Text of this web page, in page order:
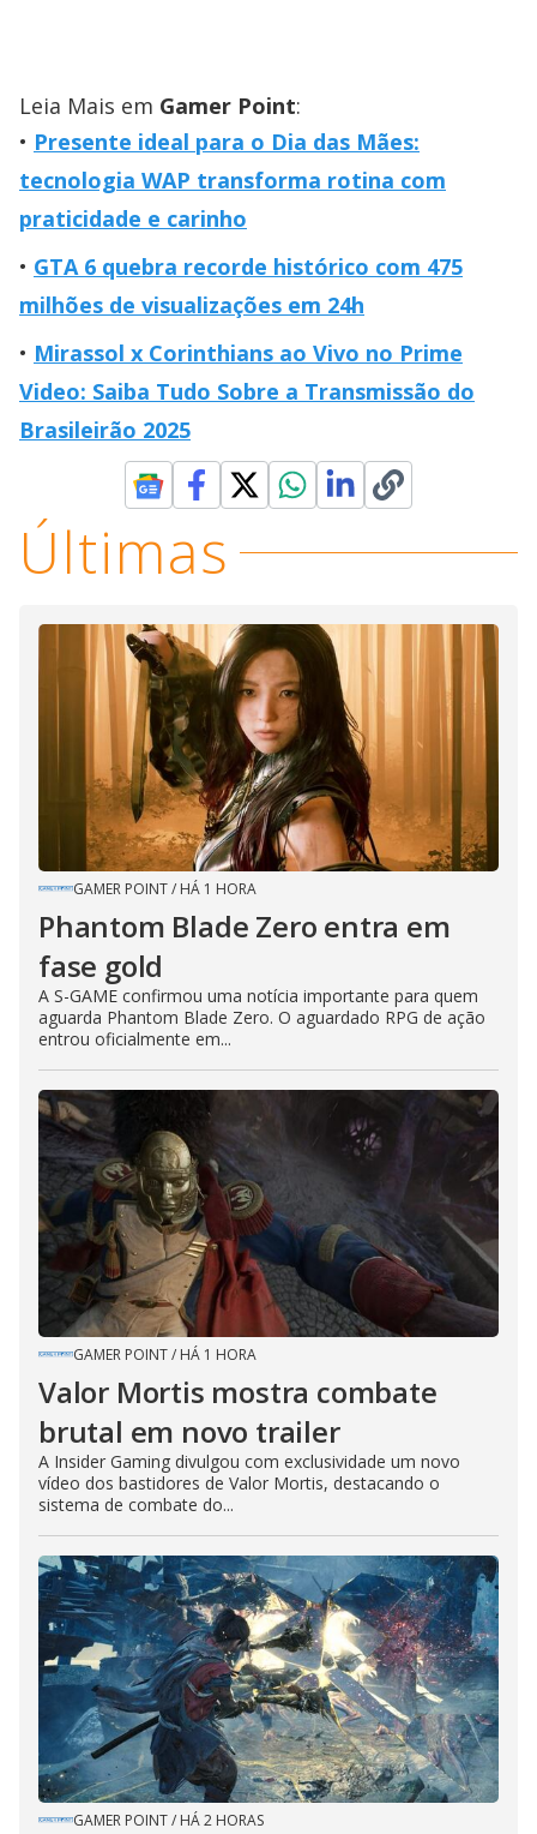
Leia Mais em Gamer Point:
Presente ideal para o Dia das Mães:
tecnologia WAP transforma rotina com
praticidade e carinho
GTA 6 quebra recorde histórico com 475
milhões de visualizações em 24h
Mirassol x Corinthians ao Vivo no Prime
Video: Saiba Tudo Sobre a Transmissão do
Brasileirão 2025
Últimas
GAMER POINT/ HÁ 1 HORA
Phantom Blade Zero entra em
fase gold
A S-GAME confirmou uma notícia importante para quem
aguarda Phantom Blade Zero. O aguardado RPG de ação
entrou oficialmente em...
GAMER POINT/ HÁ 1 HORA
Valor Mortis mostra combate
brutal em novo trailer
A Insider Gaming divulgou com exclusividade um novo
vídeo dos bastidores de Valor Mortis, destacando o
sistema de combate do...
GAMER POINT/ HÁ 2 HORAS